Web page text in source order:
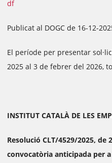
df
Publicat al DOGC de 16-12-
El període per presentar
2025 al 3 de febrer del 2026,
INSTITUT CATALÀ DE LES
Resolució CLT/4529/2025, de
convocatòria anticipada per